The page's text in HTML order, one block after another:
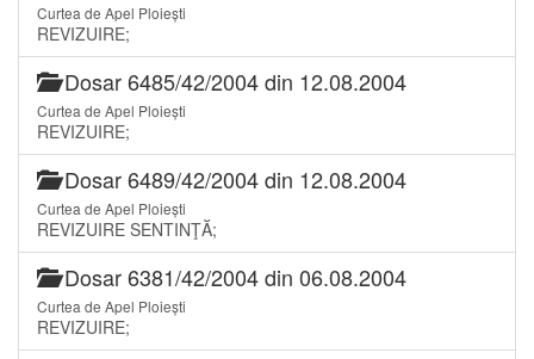
Curtea de Apel Ploiești
REVIZUIRE;
Dosar 6485/42/2004 din 12.08.2004
Curtea de Apel Ploiești
REVIZUIRE;
Dosar 6489/42/2004 din 12.08.2004
Curtea de Apel Ploiești
REVIZUIRE SENTINŢĂ;
Dosar 6381/42/2004 din 06.08.2004
Curtea de Apel Ploiești
REVIZUIRE;